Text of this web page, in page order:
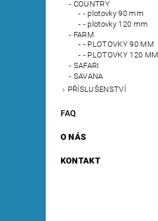
COUNTRY
- plotovky 90 mm
- plotovky 120 mm
FARM
- PLOTOVKY 90 MM
- PLOTOVKY 120 MM
SAFARI
SAVANA
PŘÍSLUŠENSTVÍ
FAQ
O NÁS
KONTAKT